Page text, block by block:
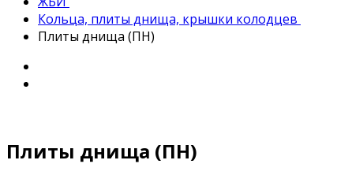
Кольца, плиты днища, крышки колодцев
Плиты днища (ПН)
Плиты днища (ПН)